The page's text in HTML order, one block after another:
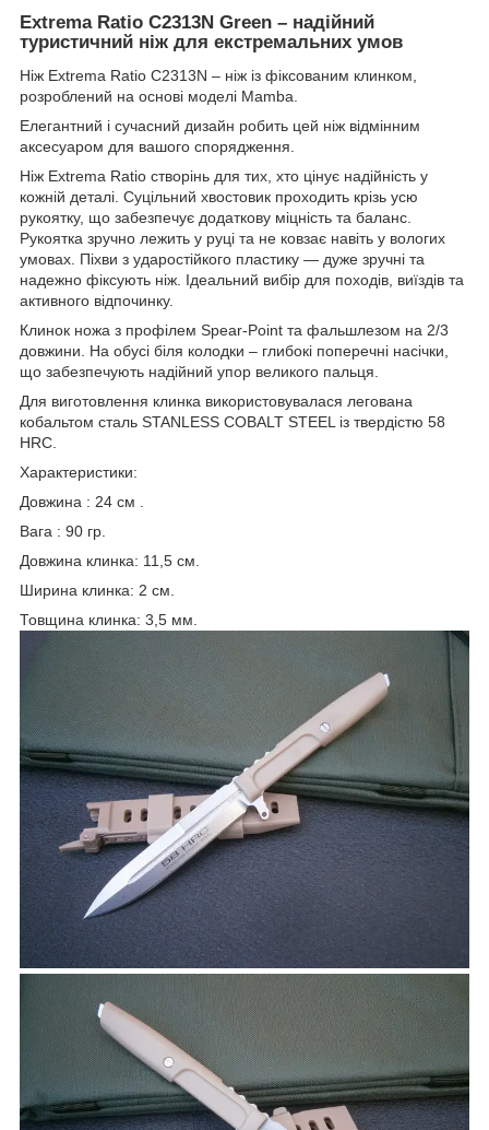
Extrema Ratio C2313N Green – надійний
туристичний ніж для екстремальних умов
Ніж Extrema Ratio C2313N – ніж із фіксованим клинком,
розроблений на основі моделі Mamba.
Елегантний і сучасний дизайн робить цей ніж відмінним
аксесуаром для вашого спорядження.
Ніж Extrema Ratio створінь для тих, хто цінує надійність у
кожній деталі. Суцільний хвостовик проходить крізь усю
рукоятку, що забезпечує додаткову міцність та баланс.
Рукоятка зручно лежить у руці та не ковзає навіть у вологих
умовах. Піхви з ударостійкого пластику — дуже зручні та
надежно фіксують ніж. Ідеальний вибір для походів, виїздів та
активного відпочинку.
Клинок ножа з профілем Spear-Point та фальшлезом на 2/3
довжини. На обусі біля колодки – глибокі поперечні насічки,
що забезпечують надійний упор великого пальця.
Для виготовлення клинка використовувалася легована
кобальтом сталь STANLESS COBALT STEEL із твердістю 58
HRC.
Характеристики:
Довжина : 24 см .
Вага : 90 гр.
Довжина клинка: 11,5 см.
Ширина клинка: 2 см.
Товщина клинка: 3,5 мм.